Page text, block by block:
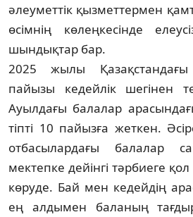
әлеуметтік қызметтермен
өсімнің көлең­кесін­де
шындықтар бар.
2025 жылы
пайызы кедейлік шегінен
Ауылдағы балалар
тіпті 10 пайызға жеткен.
отбасылардағы ба­­­­­лалар
мектепке дейінгі тәр­биеге
көруде. Бай мен кедейдің
ең алдымен баланың